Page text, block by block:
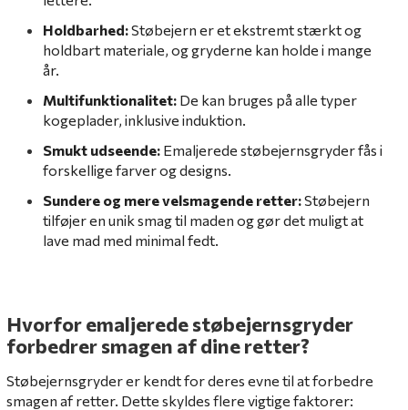
Holdbarhed:Støbejern er et ekstremt stærkt og
holdbart materiale, og gryderne kan holde i mange
år.
Multifunktionalitet: De kan bruges på alle typer
kogeplader, inklusive induktion.
Smukt udseende: Emaljerede støbejernsgryder fås i
forskellige farver og designs.
Sundere og mere velsmagende retter:Støbejern
tilføjer en unik smag til maden og gør det muligt at
lave mad med minimal fedt.
Hvorfor emaljerede støbejernsgryder
forbedrer smagen af dine retter?
Støbejernsgryder er kendt for deres evne til at forbedre
smagen af retter. Dette skyldes flere vigtige faktorer: